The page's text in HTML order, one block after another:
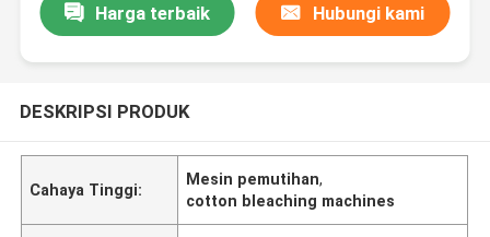
Harga terbaik Hubungi kami
DESKRIPSI PRODUK
Cahaya Tinggi:
Mesin pemutihan,
cotton bleaching machines